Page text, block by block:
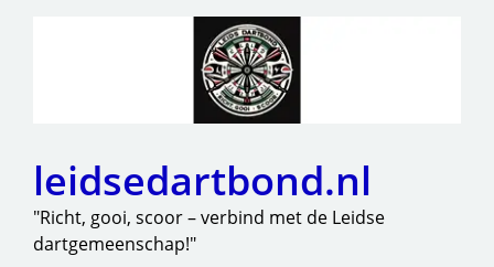
leidsedartbond.nl
"Richt, gooi, scoor – verbind met de Leidse
dartgemeenschap!"